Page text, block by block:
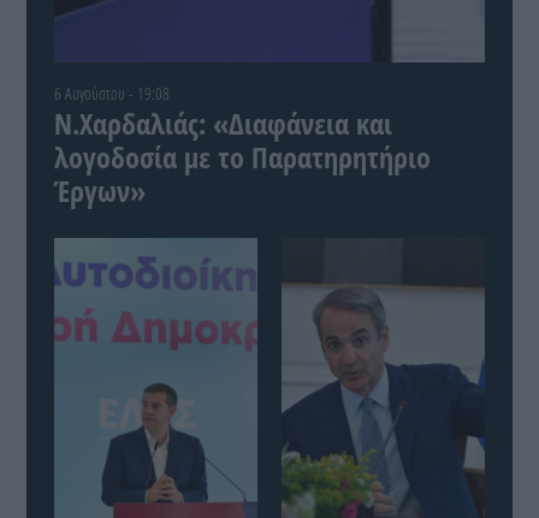
6 Αυγούστου - 19:08
Ν.Χαρδαλιάς: «Διαφάνεια και
λογοδοσία με το Παρατηρητήριο
Έργων»